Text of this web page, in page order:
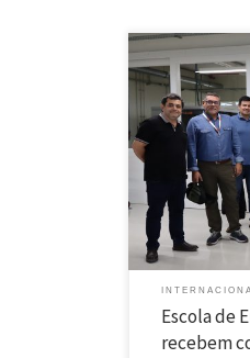
No passado dia 19
do Minho (UMinho)
comitiva do Chile
áreas de
(TIC), juntamente
das Universidades
Escola de
recebem